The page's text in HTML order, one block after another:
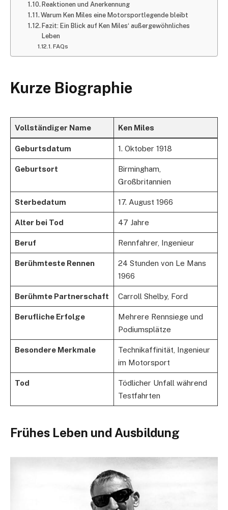
Reaktionen und Anerkennung
Warum Ken Miles eine Motorsportlegende bleibt
Fazit: Ein Blick auf Ken Miles‘ außergewöhnliches
Leben
FAQs
Kurze Biographie
Vollständiger Name Ken Miles
Geburtsdatum 1. Oktober 1918
Geburtsort
Birmingham,
Großbritannien
Sterbedatum 17. August 1966
Alter bei Tod 47 Jahre
Beruf Rennfahrer, Ingenieur
Berühmteste Rennen
24 Stunden von Le Mans
1966
Berühmte Partnerschaft Carroll Shelby, Ford
Berufliche Erfolge
Mehrere Rennsiege und
Podiumsplätze
Besondere Merkmale
Technikaffinität, Ingenieur
im Motorsport
Tod
Tödlicher Unfall während
Testfahrten
Frühes Leben und Ausbildung